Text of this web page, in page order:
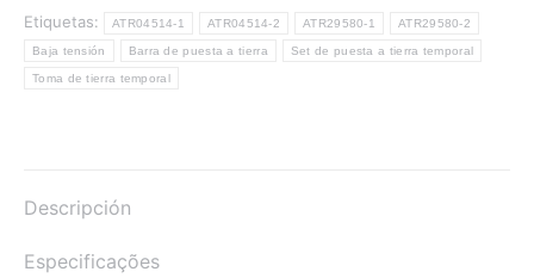
Etiquetas:
ATR04514-1 ATR04514-2 ATR29580-1 ATR29580-2
Baja tensión Barra de puesta a tierra Set de puesta a tierra temporal
Toma de tierra temporal
Descripción
Especificações